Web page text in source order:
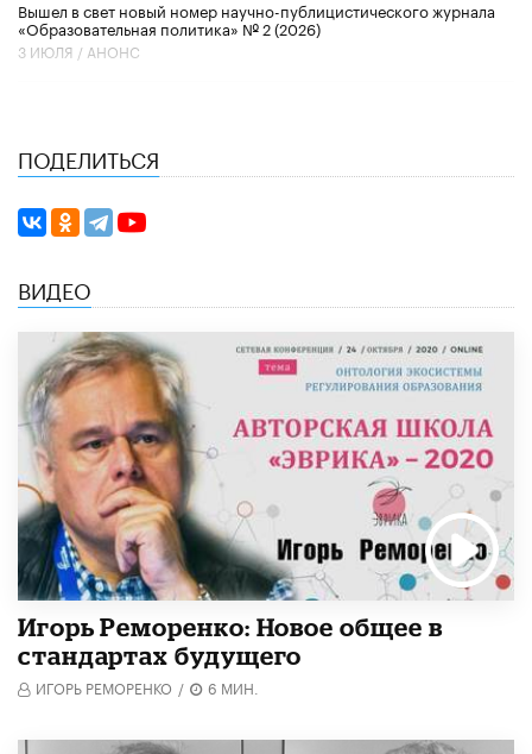
Вышел в свет новый номер научно-публицистического журнала
«Образовательная политика» № 2 (2026)
3 ИЮЛЯ / АНОНС
ПОДЕЛИТЬСЯ
ВИДЕО
Игорь Реморенко: Новое общее в
стандартах будущего
ИГОРЬ РЕМОРЕНКО / 6 МИН.